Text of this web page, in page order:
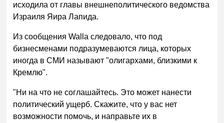
исходила от главы внешнеполитического ведомства
Израиля Яира Лапида.
Из сообщения Walla следовало, что под
бизнесменами подразумеваются лица, которых
иногда в СМИ называют "олигархами, близкими к
Кремлю".
"Ни на что не соглашайтесь. Это может нанести
политический ущерб. Скажите, что у вас нет
возможности помочь, и направьте их в